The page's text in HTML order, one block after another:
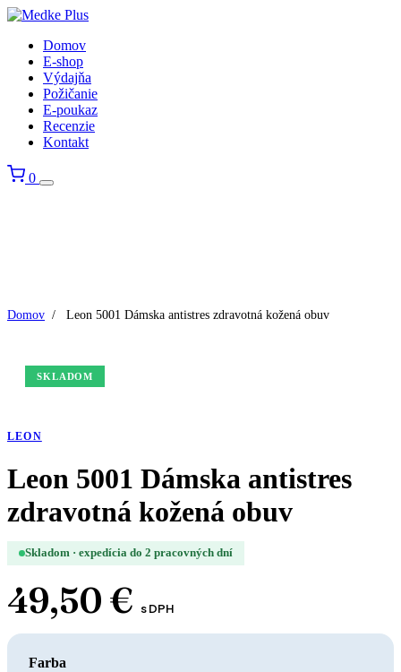
Domov
E-shop
Výdajňa
Požičanie
E-poukaz
Recenzie
Kontakt
0
Domov / Leon 5001 Dámska antistres zdravotná kožená obuv
SKLADOM
LEON
Leon 5001 Dámska antistres
zdravotná kožená obuv
Skladom · expedícia do 2 pracovných dní
49,50 € s DPH
Farba